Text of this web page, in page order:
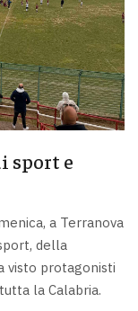
sport e
a Terranova
della
visto protagonisti
la Calabria.